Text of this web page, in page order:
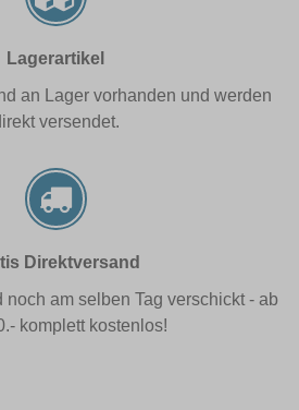
Lagerartikel
an Lager vorhanden und werden
versendet.
Direktversand
am selben Tag verschickt - ab
komplett kostenlos!